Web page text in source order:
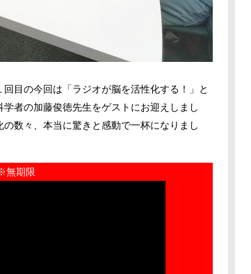
目の今回は「ラジオが脳を活性化する！」と
者の加藤俊徳先生をゲストにお迎えしまし
数々、本当に驚きと感動で一杯になりまし
期限